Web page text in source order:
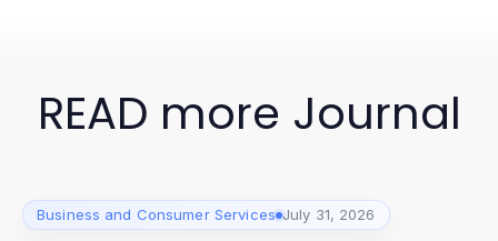
READ more Journal
Business and Consumer Services July 31, 2026